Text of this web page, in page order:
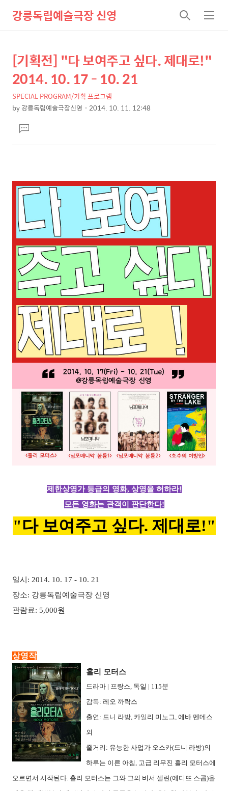
강릉독립예술극장 신영
검
색
메
뉴
상
세
컨
텐
본
문
제
목
[기획전] "다 보여주고 싶다. 제대로!"
2014. 10. 17 - 10. 21
SPECIAL PROGRAM/기획 프로그램
by강릉독립예술극장신영 2014. 10. 11. 12:48
문댓
글
제한상영가 등급의 영화, 상영을 허하라!
모든 영화는 관객이 판단한다!
"다 보여주고 싶다. 제대로!"
일시: 2014. 10. 17 - 10. 21
장소: 강릉독립예술극장 신영
관람료: 5,000원
상영작
홀리 모터스
드라마 | 프랑스, 독일 | 115분
감독: 레오 까락스
출연: 드니 라방, 카일리 미노그, 에바 멘데스
외
줄거리: 유능한 사업가 오스카(드니 라방)의
하루는 이른 아침, 고급 리무진 홀리 모터스에
오르면서 시작된다. 홀리 모터스는 그와 그의 비서 셀린(에디뜨 스콥)을